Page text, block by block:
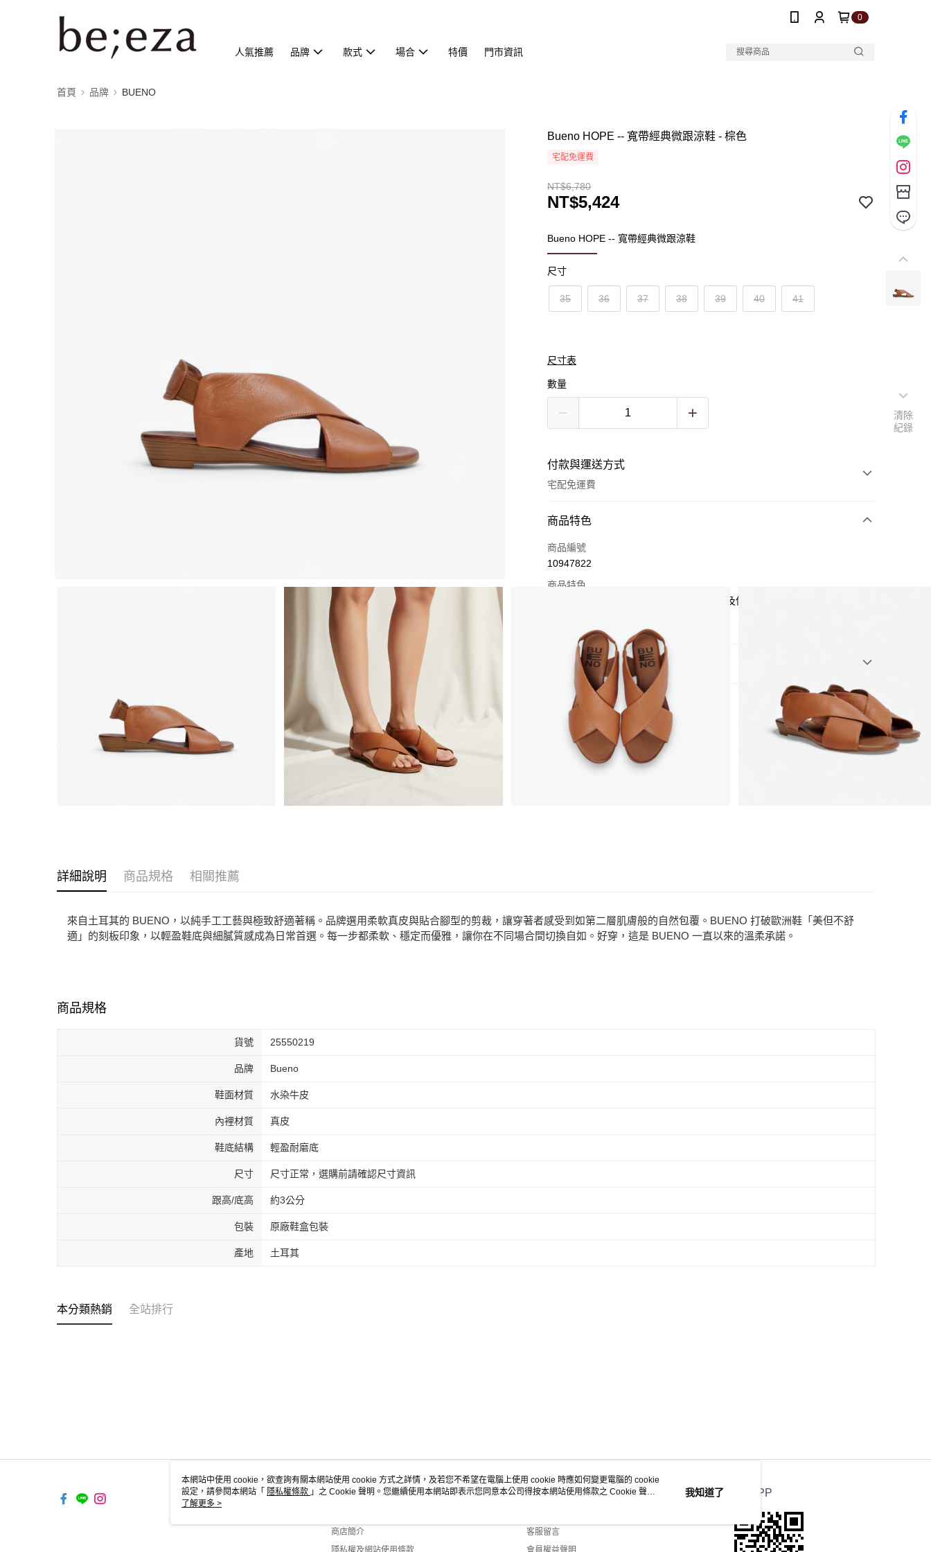
0
人氣推薦 品牌 款式 場合 特價 門市資訊
首頁 品牌 BUENO
Bueno HOPE -- 寬帶經典微跟涼鞋 - 棕色
宅配免運費
NT$6,780
NT$5,424
Bueno HOPE -- 寬帶經典微跟涼鞋
尺寸
35 36 37 38 39 40 41
尺寸表
數量
付款與運送方式
宅配免運費
付款方式
信用卡一次付款
ATM付款
運送方式
免運費
商品特色
商品編號
10947822
商品特色
水染皮為最天然的皮革，選擇頭層皮以及使用最少的化學成分而製成。因
商品相關分類 (3)
BUENO
涼鞋、拖鞋
都會時尚
分享 客服
詳細說明 商品規格 相關推薦
來自土耳其的 BUENO，以純手工工藝與極致舒適著稱。品牌選用柔軟真皮與貼合腳型的剪裁，讓穿著者感受到如第二層肌膚般的自然包覆。BUENO 打破歐洲鞋「美但不舒
適」的刻板印象，以輕盈鞋底與細膩質感成為日常首選。每一步都柔軟、穩定而優雅，讓你在不同場合間切換自如。好穿，這是 BUENO 一直以來的溫柔承諾。
商品規格
貨號 25550219
品牌 Bueno
鞋面材質 水染牛皮
內裡材質 真皮
鞋底結構 輕盈耐磨底
尺寸 尺寸正常，選購前請確認尺寸資訊
跟高/底高 約3公分
包裝 原廠鞋盒包裝
產地 土耳其
本分類熱銷 全站排行
關於我們
商店簡介
隱私權及網站使用條款
客服資訊
客服留言
會員權益聲明
官方APP
清除
紀錄
本網站中使用 cookie，欲查詢有關本網站使用 cookie 方式之詳情，及若您不希望在電腦上使用 cookie 時應如何變更電腦的 cookie
設定，請參閱本網站「 隱私權條款 」之 Cookie 聲明。您繼續使用本網站即表示您同意本公司得按本網站使用條款之 Cookie 聲明
使用 cookie。
了解更多 >
我知道了